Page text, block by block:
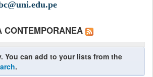
CONTEMPORANEA
You can add to your lists from the
.